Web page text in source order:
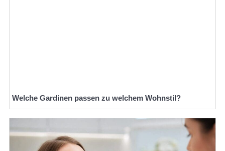
Welche Gardinen passen zu welchem Wohnstil?